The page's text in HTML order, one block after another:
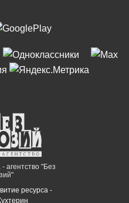
агентство "Без
ресурса -